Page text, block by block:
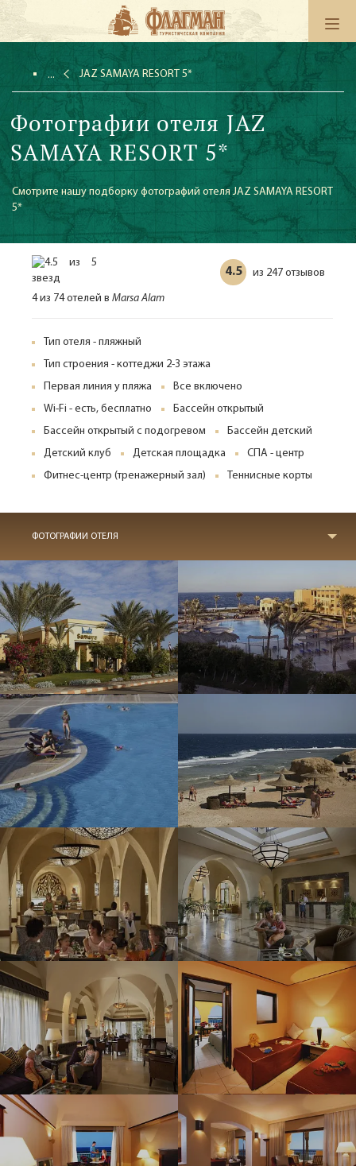
JAZ SAMAYA RESORT 5*
Фотографии отеля JAZ
SAMAYA RESORT 5*
Смотрите нашу подборку фотографий отеля JAZ SAMAYA RESORT
5*
4.5 из 247 отзывов
4 из 74 отелей в Marsa Alam
Тип отеля - пляжный
Тип строения - коттеджи 2-3 этажа
Первая линия у пляжа
Все включено
Wi-Fi - есть, бесплатно
Бассейн открытый
Бассейн открытый с подогревом
Бассейн детский
Детский клуб
Детская площадка
СПА - центр
Фитнес-центр (тренажерный зал)
Теннисные корты
ФОТОГРАФИИ ОТЕЛЯ